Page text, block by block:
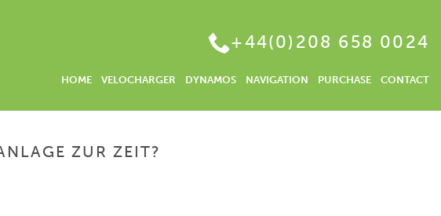
+44(0)208 658 0024
HOME VELOCHARGER DYNAMOS NAVIGATION PURCHASE CONTACT
ZUR ZEIT?